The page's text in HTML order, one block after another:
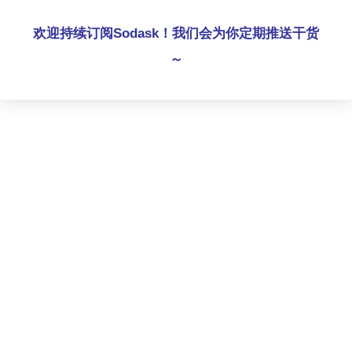
欢迎持续订阅Sodask！我们会为你定期推送干货
～